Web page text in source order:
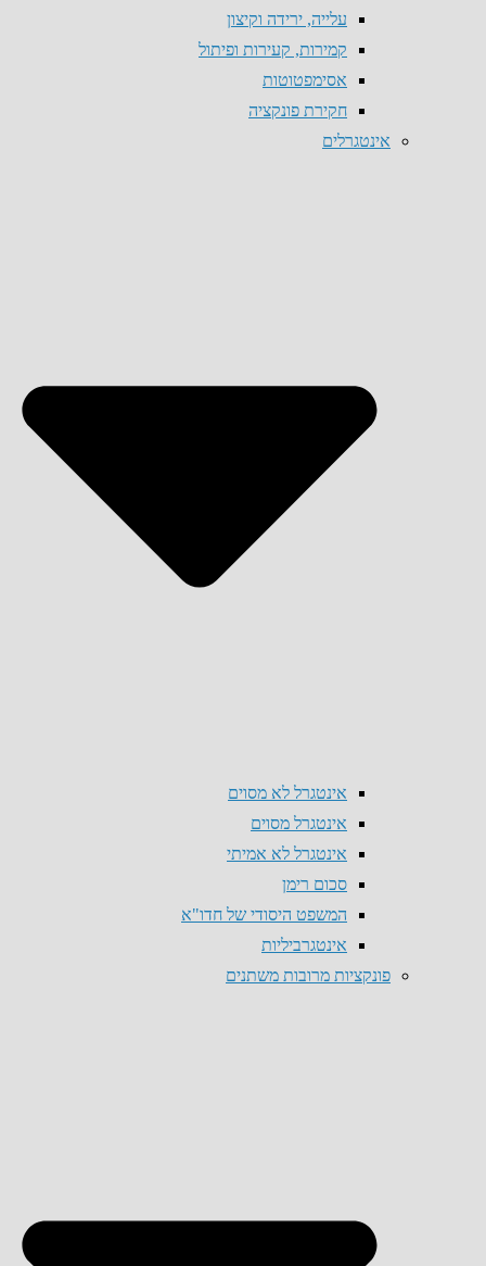
עלייה, ירידה וקיצון
קמירות, קעירות ופיתול
אסימפטוטות
חקירת פונקציה
אינטגרלים
אינטגרל לא מסוים
אינטגרל מסוים
אינטגרל לא אמיתי
סכום רימן
המשפט היסודי של חדו"א
אינטגרביליות
פונקציות מרובות משתנים